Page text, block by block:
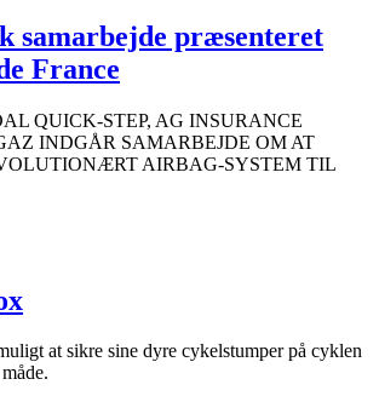
samarbejde præsenteret
France
QUICK-STEP, AG INSURANCE
INDGÅR SAMARBEJDE OM AT
AIRBAG-SYSTEM TIL
at sikre sine dyre cykelstumper på cyklen